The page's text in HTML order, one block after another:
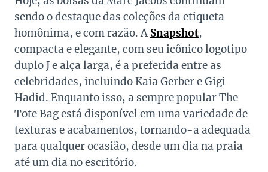
sendo o destaque das coleções da etiqueta
homônima, e com razão. A Snapshot,
compacta e elegante, com seu icônico logotipo
duplo J e alça larga, é a preferida entre as
celebridades, incluindo Kaia Gerber e Gigi
Hadid. Enquanto isso, a sempre popular The
Tote Bag está disponível em uma variedade de
texturas e acabamentos, tornando-a adequada
para qualquer ocasião, desde um dia na praia
até um dia no escritório.